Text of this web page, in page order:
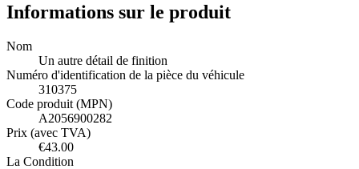
Informations sur le produit
Nom
Un autre détail de finition
Numéro d'identification de la pièce du véhicule
310375
Code produit (MPN)
A2056900282
Prix (avec TVA)
€43.00
La Condition